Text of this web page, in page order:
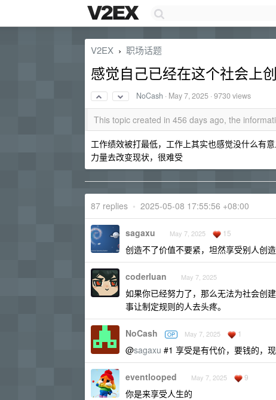
V2EX › 职场话题
感觉自己已经在这个社会上
NoCash · May 7, 2025 · 9730 views
This topic created in 456 days ago, the
工作绩效被打最低，工作上其实也感觉没什么有
力量去改变现状，很难受
87 replies • 2025-05-08 17:55:56 +08:00
sagaxu May 7, 2025 15
创造不了价值不要紧，坦然享受别人创造
coderluan May 7, 2025
如果你已经努力了，那么无法为社会创
事让制定规则的人去头疼。
NoCash OP May 7, 2025 1
@sagaxu #1 享受是有代价，要钱的，
eventlooped May 7, 2025 9
你是来享受人生的